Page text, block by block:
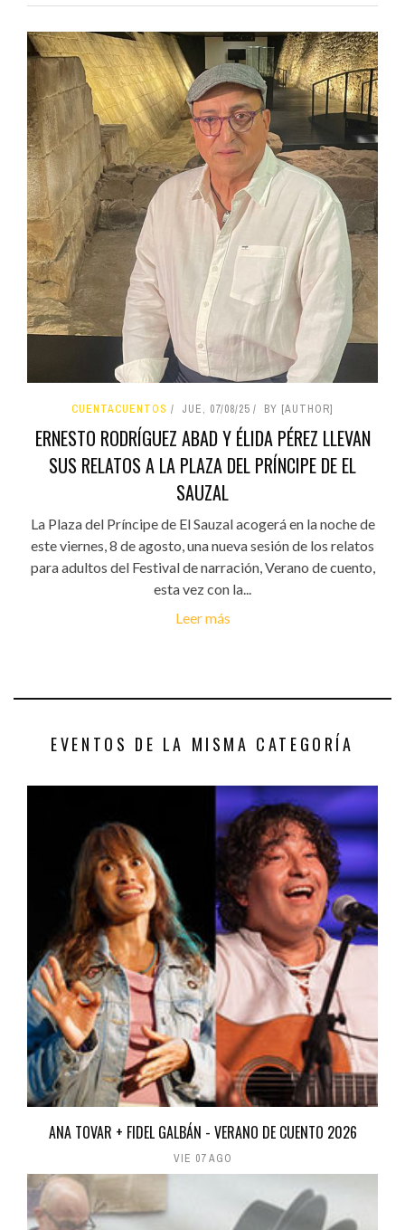
CUENTACUENTOS JUE, 07/08/25 BY [AUTHOR]
ERNESTO RODRÍGUEZ ABAD Y ÉLIDA PÉREZ LLEVAN
SUS RELATOS A LA PLAZA DEL PRÍNCIPE DE EL
SAUZAL
La Plaza del Príncipe de El Sauzal acogerá en la noche de
este viernes, 8 de agosto, una nueva sesión de los relatos
para adultos del Festival de narración, Verano de cuento,
esta vez con la...
Leer más
EVENTOS DE LA MISMA CATEGORÍA
ANA TOVAR + FIDEL GALBÁN - VERANO DE CUENTO 2026
VIE 07 AGO